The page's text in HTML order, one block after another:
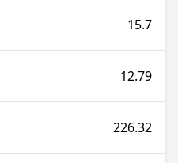
15.7
12.79
226.32